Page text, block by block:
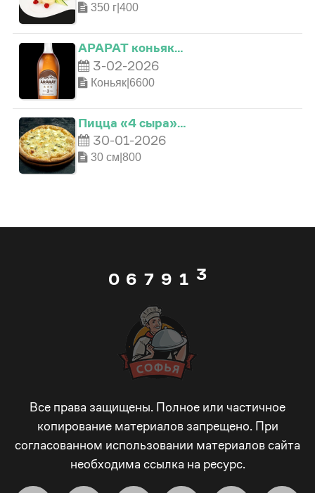
350 г|400
АРАРАТ коньяк…
3-02-2026
Коньяк|6600
Пицца «4 сыра»…
30-01-2026
30 см|800
0
3
4
1
2
3
6
8
9
_
2
3
7
8
9
_
-
5
9
_
-
+
!
1
3
4
5
2
3
7
Все права защищены. Полное или частичное
копирование материалов запрещено. При
согласованном использовании материалов сайта
необходима ссылка на ресурс.